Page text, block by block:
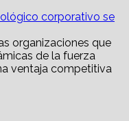
corporativo se